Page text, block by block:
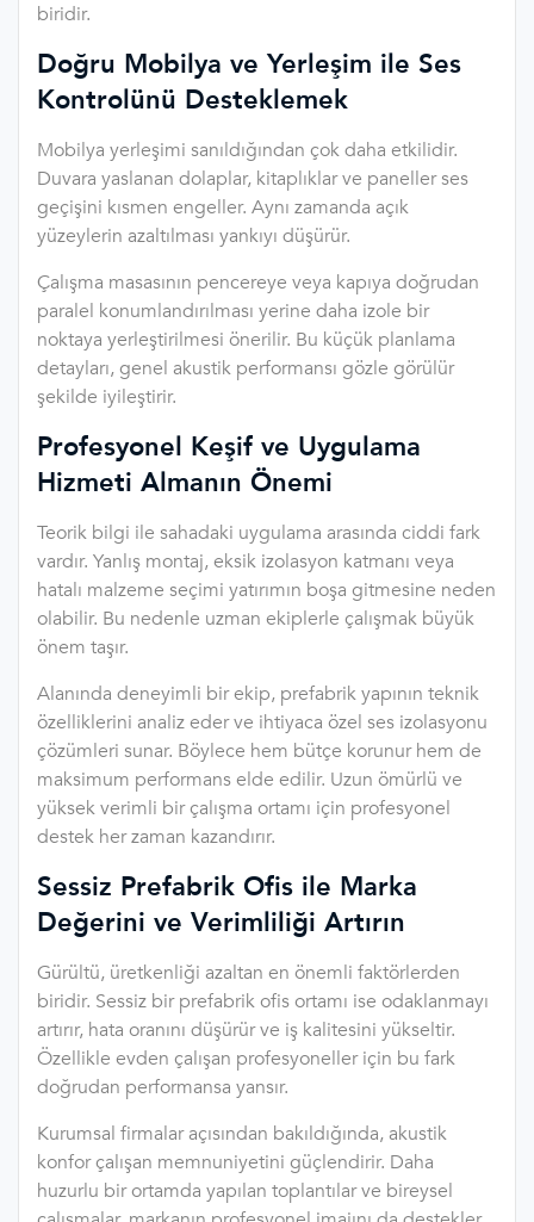
biridir.
Doğru Mobilya ve Yerleşim ile Ses
Kontrolünü Desteklemek
Mobilya yerleşimi sanıldığından çok daha etkilidir.
Duvara yaslanan dolaplar, kitaplıklar ve paneller ses
geçişini kısmen engeller. Aynı zamanda açık
yüzeylerin azaltılması yankıyı düşürür.
Çalışma masasının pencereye veya kapıya doğrudan
paralel konumlandırılması yerine daha izole bir
noktaya yerleştirilmesi önerilir. Bu küçük planlama
detayları, genel akustik performansı gözle görülür
şekilde iyileştirir.
Profesyonel Keşif ve Uygulama
Hizmeti Almanın Önemi
Teorik bilgi ile sahadaki uygulama arasında ciddi fark
vardır. Yanlış montaj, eksik izolasyon katmanı veya
hatalı malzeme seçimi yatırımın boşa gitmesine neden
olabilir. Bu nedenle uzman ekiplerle çalışmak büyük
önem taşır.
Alanında deneyimli bir ekip, prefabrik yapının teknik
özelliklerini analiz eder ve ihtiyaca özel ses izolasyonu
çözümleri sunar. Böylece hem bütçe korunur hem de
maksimum performans elde edilir. Uzun ömürlü ve
yüksek verimli bir çalışma ortamı için profesyonel
destek her zaman kazandırır.
Sessiz Prefabrik Ofis ile Marka
Değerini ve Verimliliği Artırın
Gürültü, üretkenliği azaltan en önemli faktörlerden
biridir. Sessiz bir prefabrik ofis ortamı ise odaklanmayı
artırır, hata oranını düşürür ve iş kalitesini yükseltir.
Özellikle evden çalışan profesyoneller için bu fark
doğrudan performansa yansır.
Kurumsal firmalar açısından bakıldığında, akustik
konfor çalışan memnuniyetini güçlendirir. Daha
huzurlu bir ortamda yapılan toplantılar ve bireysel